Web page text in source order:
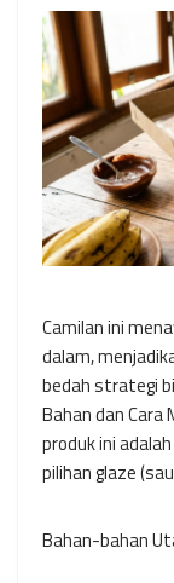
Camilan ini
dalam,
bedah strategi
Bahan dan Cara
produk ini
pilihan glaze
Bahan-bahan